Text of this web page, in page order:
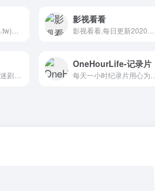
影视看看
看片狂人是一个为影迷剧迷朋友们建立的可免费在线观看,免费超前点播,下载高清视频资源的网站,每日收集全网最新的电影,电视剧,动漫,综艺,日剧,韩剧,美剧等高清资源供网友免费观看和下载。
OneHourLife-记录片